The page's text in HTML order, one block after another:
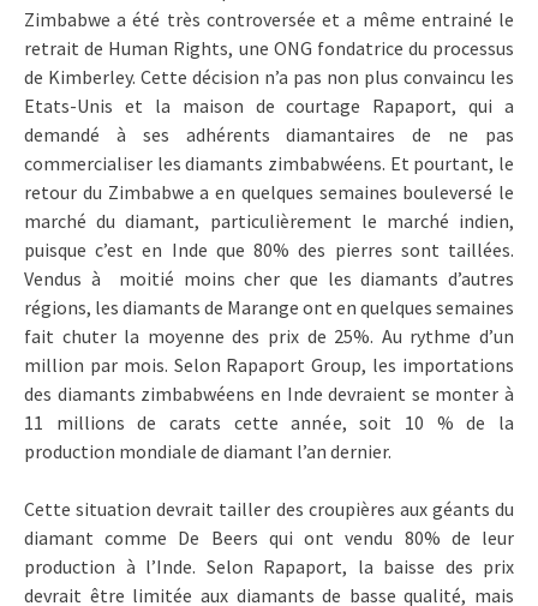
Zimbabwe a été très controversée et a même entrainé le
retrait de Human Rights, une ONG fondatrice du processus
de Kimberley. Cette décision n’a pas non plus convaincu les
Etats-Unis et la maison de courtage Rapaport, qui a
demandé à ses adhérents diamantaires de ne pas
commercialiser les diamants zimbabwéens. Et pourtant, le
retour du Zimbabwe a en quelques semaines bouleversé le
marché du diamant, particulièrement le marché indien,
puisque c’est en Inde que 80% des pierres sont taillées.
Vendus à moitié moins cher que les diamants d’autres
régions, les diamants de Marange ont en quelques semaines
fait chuter la moyenne des prix de 25%. Au rythme d’un
million par mois. Selon Rapaport Group, les importations
des diamants zimbabwéens en Inde devraient se monter à
11 millions de carats cette année, soit 10 % de la
production mondiale de diamant l’an dernier.
Cette situation devrait tailler des croupières aux géants du
diamant comme De Beers qui ont vendu 80% de leur
production à l’Inde. Selon Rapaport, la baisse des prix
devrait être limitée aux diamants de basse qualité, mais